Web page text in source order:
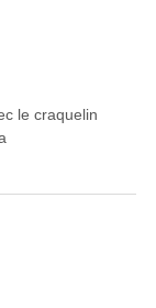
le craquelin